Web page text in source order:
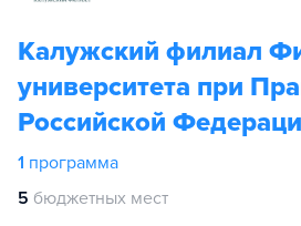
Калужский филиал
университета при
Российской
1 программа
5 бюджетных мест